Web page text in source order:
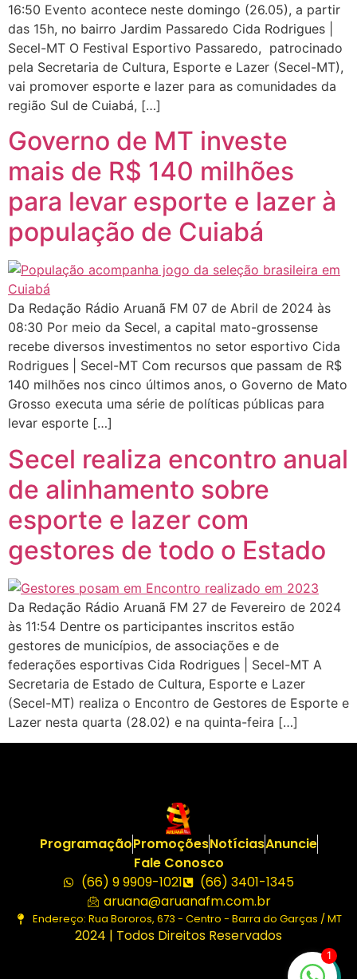
16:50 Evento acontece neste domingo (26.05), a partir
das 15h, no bairro Jardim Passaredo Cida Rodrigues |
Secel-MT O Festival Esportivo Passaredo, patrocinado
pela Secretaria de Cultura, Esporte e Lazer (Secel-MT),
vai promover esporte e lazer para as comunidades da
região Sul de Cuiabá, […]
Governo de MT investe
mais de R$ 140 milhões
para levar esporte e lazer à
população de Cuiabá
Da Redação Rádio Aruanã FM 07 de Abril de 2024 às
08:30 Por meio da Secel, a capital mato-grossense
recebe diversos investimentos no setor esportivo Cida
Rodrigues | Secel-MT Com recursos que passam de R$
140 milhões nos cinco últimos anos, o Governo de Mato
Grosso executa uma série de políticas públicas para
levar esporte […]
Secel realiza encontro anual
de alinhamento sobre
esporte e lazer com
gestores de todo o Estado
Da Redação Rádio Aruanã FM 27 de Fevereiro de 2024
às 11:54 Dentre os participantes inscritos estão
gestores de municípios, de associações e de
federações esportivas Cida Rodrigues | Secel-MT A
Secretaria de Estado de Cultura, Esporte e Lazer
(Secel-MT) realiza o Encontro de Gestores de Esporte e
Lazer nesta quarta (28.02) e na quinta-feira […]
ProgramaçãoPromoçõesNotíciasAnuncie
Fale Conosco
(66) 9 9909-1021
(66) 3401-1345
aruana@aruanafm.com.br
Endereço: Rua Bororos, 673 - Centro - Barra do Garças / MT
2024 | Todos Direitos Reservados
1